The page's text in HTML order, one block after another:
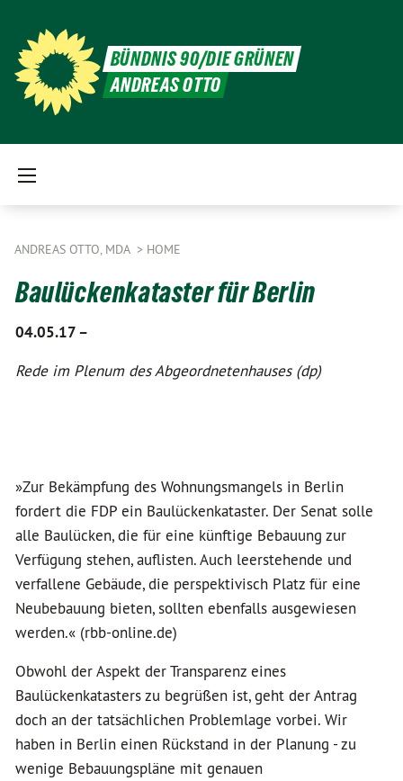
BÜNDNIS 90/DIE GRÜNEN
ANDREAS OTTO
ANDREAS OTTO, MDA HOME
Baulückenkataster für Berlin
04.05.17 –
Rede im Plenum des Abgeordnetenhauses (dp)
»Zur Bekämpfung des Wohnungsmangels in Berlin
fordert die FDP ein Baulückenkataster. Der Senat solle
alle Baulücken, die für eine künftige Bebauung zur
Verfügung stehen, auflisten. Auch leerstehende und
verfallene Gebäude, die perspektivisch Platz für eine
Neubebauung bieten, sollten ebenfalls ausgewiesen
werden.« (rbb-online.de)
Obwohl der Aspekt der Transparenz eines
Baulückenkatasters zu begrüßen ist, geht der Antrag
doch an der tatsächlichen Problemlage vorbei. Wir
haben in Berlin einen Rückstand in der Planung - zu
wenige Bebauungspläne mit genauen